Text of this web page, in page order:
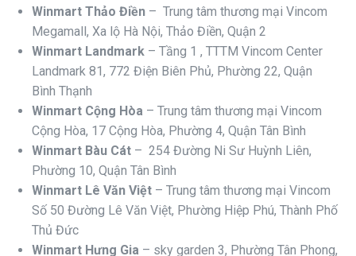
Winmart Thảo Điền – Trung tâm thương mại Vincom
Megamall, Xa lộ Hà Nội, Thảo Điền, Quận 2
Winmart Landmark – Tầng 1 , TTTM Vincom Center
Landmark 81, 772 Điện Biên Phủ, Phường 22, Quận
Bình Thạnh
Winmart Cộng Hòa – Trung tâm thương mại Vincom
Cộng Hòa, 17 Cộng Hòa, Phường 4, Quận Tân Bình
Winmart Bàu Cát – 254 Đường Ni Sư Huỳnh Liên,
Phường 10, Quận Tân Bình
Winmart Lê Văn Việt – Trung tâm thương mại Vincom
Số 50 Đường Lê Văn Việt, Phường Hiệp Phú, Thành Phố
Thủ Đức
Winmart Hưng Gia – sky garden 3, Phường Tân Phong,